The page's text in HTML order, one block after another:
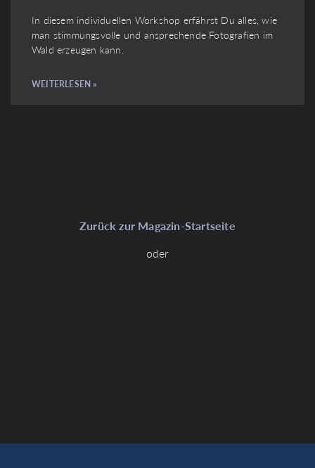
In diesem individuellen Workshop erfährst Du alles, wie
man stimmungsvolle und ansprechende Fotografien im
Wald erzeugen kann.
WEITERLESEN »
Zurück zur Magazin-Startseite
oder